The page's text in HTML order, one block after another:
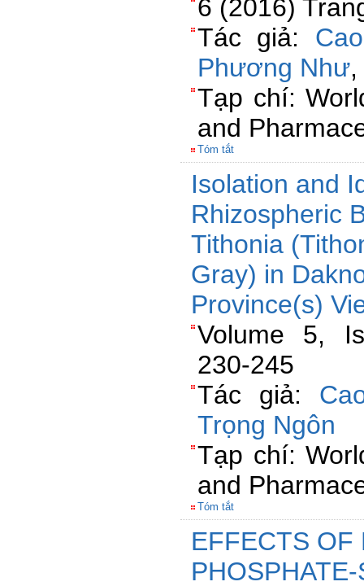
6 (2016)
Tác giả:
Phương Như,
Tạp chí:
and
Tóm tắt
Isolation and
Rhizospheric
Tithonia
Gray) in
Province(s)
Volume 5,
230-245
Tác giả:
Trọng Ngôn
Tạp chí:
and
Tóm tắt
EFFECTS OF